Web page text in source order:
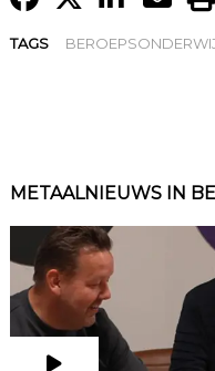
TAGS
METAALNIEUWS IN